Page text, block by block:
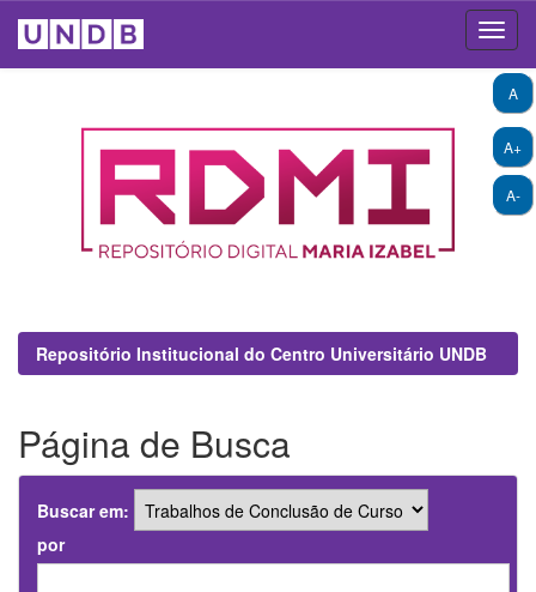
A+
A-
A
Repositório Institucional do Centro Universitário UNDB
Página de Busca
Buscar em:
por